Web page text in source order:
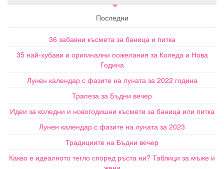
Последни
36 забавни късмета за баница и питка
35 най-хубави и оригинални пожелания за Коледа и Нова
Година
Лунен календар с фазите на луната за 2022 година
Трапеза за Бъдни вечер
Идеи за коледни и новогодишни късмети за баница или питка
Лунен календар с фазите на луната за 2023
Традициите на Бъдни вечер
Какво е идеалното тегло според ръста ни? Таблици за мъже и